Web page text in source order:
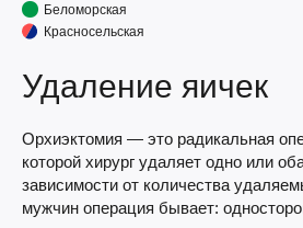
Беломорская
Красносельская
Удаление яичек
Орхиэктомия — это радикальная
которой хирург удаляет одно или
зависимости от количества
мужчин операция бывает: